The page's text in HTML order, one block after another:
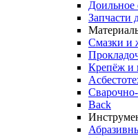
Доильное
Запчасти
Смазки и
Крепёж и
Back